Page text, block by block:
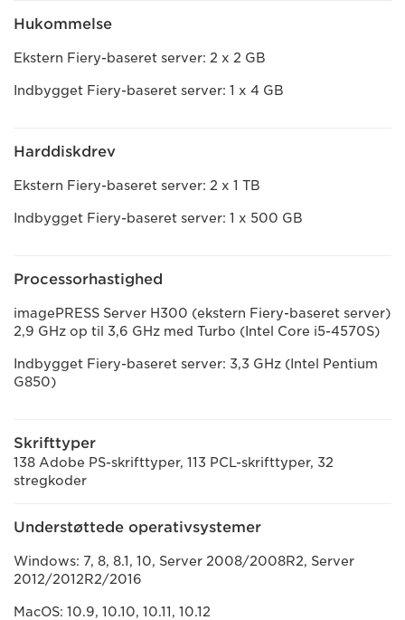
Hukommelse
Ekstern Fiery-baseret server: 2 x 2 GB
Indbygget Fiery-baseret server: 1 x 4 GB
Harddiskdrev
Ekstern Fiery-baseret server: 2 x 1 TB
Indbygget Fiery-baseret server: 1 x 500 GB
Processorhastighed
imagePRESS Server H300 (ekstern Fiery-baseret server)
2,9 GHz op til 3,6 GHz med Turbo (Intel Core i5-4570S)
Indbygget Fiery-baseret server: 3,3 GHz (Intel Pentium
G850)
Skrifttyper
138 Adobe PS-skrifttyper, 113 PCL-skrifttyper, 32
stregkoder
Understøttede operativsystemer
Windows: 7, 8, 8.1, 10, Server 2008/2008R2, Server
2012/2012R2/2016
MacOS: 10.9, 10.10, 10.11, 10.12